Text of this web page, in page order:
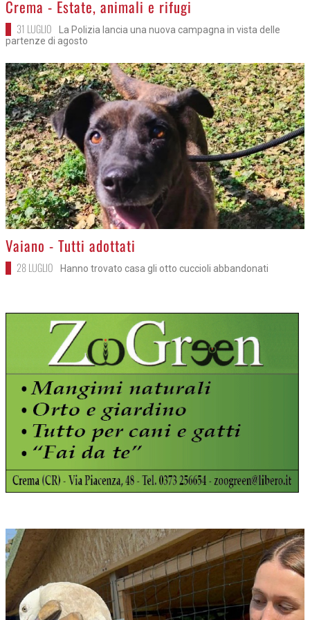
Crema - Estate, animali e rifugi
31 LUGLIO
La Polizia lancia una nuova campagna in vista delle
partenze di agosto
>
Vaiano - Tutti adottati
28 LUGLIO Hanno trovato casa gli otto cuccioli abbandonati